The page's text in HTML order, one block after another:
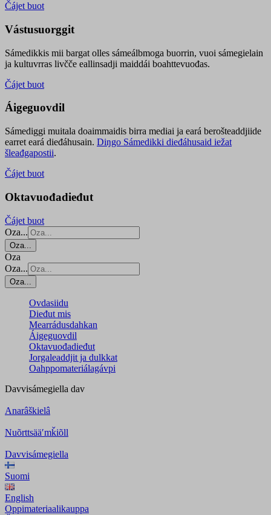
Čájet buot
Vástusuorggit
Sámedikkis mii bargat olles sámeálbmoga buorrin, vuoi sámegielain
ja kultuvrras livčče eallinsadji maiddái boahttevuođas.
Čájet buot
Áigeguovdil
Sámediggi muitala doaimmaidis birra mediai ja eará berošteaddjiide
earret eará dieđáhusain. Diŋgo Sámedikki dieđáhusaid iežat
šleađgapostii.
Čájet buot
Oktavuođadieđut
Čájet buot
Oza...
Oza...
Oza
Oza...
Oza...
Ovdasiidu
Dieđut mis
Mearrádusdahkan
Áigeguovdil
Oktavuođadieđut
Jorgaleaddjit ja dulkkat
Oahppomateriálagávpi
Davvisámegiella dav
Anarâškielâ
Nuõrttsääʹmǩiõll
Davvisámegiella
Suomi
English
Oppimateriaalikauppa